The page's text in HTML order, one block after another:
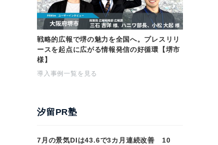
戦略的広報で堺の魅力を全国へ。プレスリリ
ースを起点に広がる情報発信の好循環【堺市
様】
導入事例一覧を見る
汐留PR塾
7月の景気DIは43.6で3カ月連続改善 10